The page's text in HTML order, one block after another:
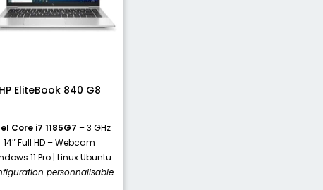
HP EliteBook 840 G8
Core i7 1185G7 – 3 GHz
14″ Full HD – Webcam
11 Pro | Linux Ubuntu
personnalisable